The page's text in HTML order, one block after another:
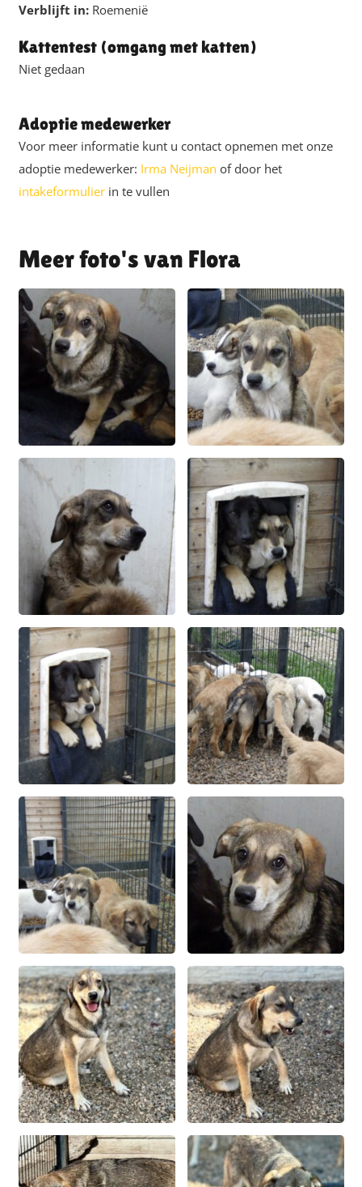
Verblijft in: Roemenië
Kattentest (omgang met katten)
Niet gedaan
Adoptie medewerker
Voor meer informatie kunt u contact opnemen met onze
adoptie medewerker: Irma Neijman of door het
intakeformulierin te vullen
Flora